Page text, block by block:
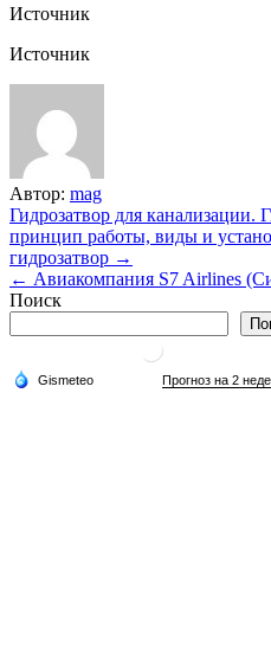
Источник
Источник
Автор: mag
Навигация
по
записям
Гидрозатвор для канализации.
принцип работы, виды и
гидрозатвор →
← Авиакомпания S7 Airlines
Поиск